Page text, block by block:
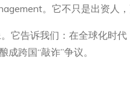
。它不只是出资人
告诉我们：在全球化时
跨国“敲诈”争议。